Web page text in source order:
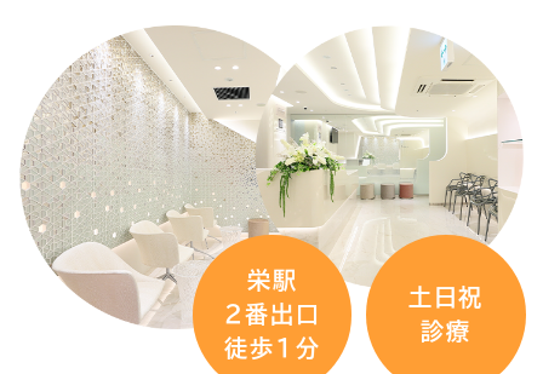
2025.12.02
年末年始の診療は下記日程です。
・12月24日(水)～12月26日(金)休業
・12月27日(土) 午前中のみ 9:30～13:00
・12月28日(日)～1月4日(日)休業
・1月5日(月)通常営業
・1月6日(火)休業
・1月7日(水)～通常営業
栄駅
2番出口
徒歩1分
土日祝
診療